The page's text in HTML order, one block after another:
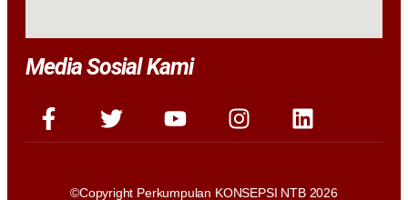
Media Sosial Kami
©Copyright Perkumpulan KONSEPSI NTB 2026